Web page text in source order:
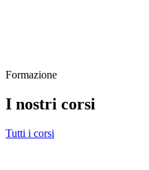
Formazione
I nostri corsi
Tutti i corsi